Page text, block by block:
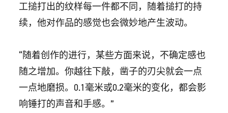
工搥打出的纹样每一件都不同，随着搥打的持
续，他对作品的感觉也会微妙地产生波动。
“随着创作的进行，某些方面来说，不确定感也
随之增加。你越往下敲，凿子的刃尖就会一点
一点地磨损。0.1毫米或0.2毫米的变化，都会影
响锤打的声音和手感。”